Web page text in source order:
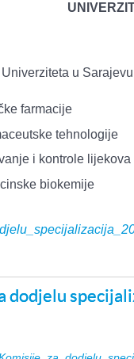
u
farmacije
tehnologije
i kontrole lijekova
biokemije
dodjelu